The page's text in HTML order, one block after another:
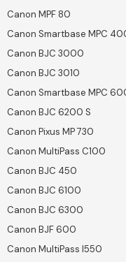
Canon MPF 80
Canon Smartbase MPC
Canon BJC 3000
Canon BJC 3010
Canon Smartbase MPC
Canon BJC 6200 S
Canon Pixus MP 730
Canon MultiPass C100
Canon BJC 450
Canon BJC 6100
Canon BJC 6300
Canon BJF 600
Canon MultiPass I550